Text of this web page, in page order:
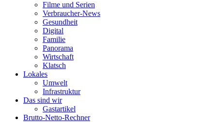
Filme und Serien
Verbraucher-News
Gesundheit
Digital
Familie
Panorama
Wirtschaft
Klatsch
Lokales
Umwelt
Infrastruktur
Das sind wir
Gastartikel
Brutto-Netto-Rechner